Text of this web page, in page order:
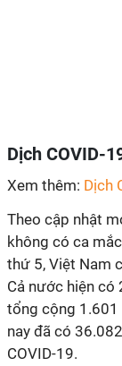
Dịch COVID-
Xem thêm: Dịch
Theo cập nhật
không có ca mắc
thứ 5, Việt Nam
Cả nước hiện có
tổng cộng 1.601
nay đã có
COVID-19.